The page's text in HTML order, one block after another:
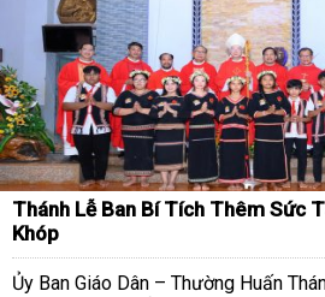
Thánh Lễ Ban Bí Tích Thêm Sức
Khóp
Ủy Ban Giáo Dân – Thường Huấn